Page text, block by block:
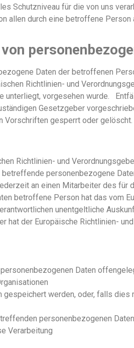
Schutzniveau für die von uns
allen durch eine betroffene
Daten der betroffenen
Richtlinien- und
unterliegt, vorgesehen wurde.
Gesetzgeber
Vorschriften gesperrt oder gelöscht.
Richtlinien- und
personenbezogene
an einen Mitarbeiter des für
betroffene Person hat das vom
unentgeltliche
hat der Europäische Richtlinien-
Daten
werden, oder, falls
personenbezogenen
Verarbeitung